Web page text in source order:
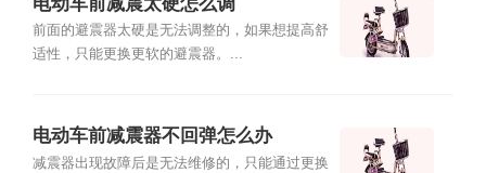
前面的避震器太硬是无法调整的，如果想提高舒
适性，只能更换更软的避震器。...
电动车前减震器不回弹怎么办
减震器出现故障后是无法维修的，只能通过更换